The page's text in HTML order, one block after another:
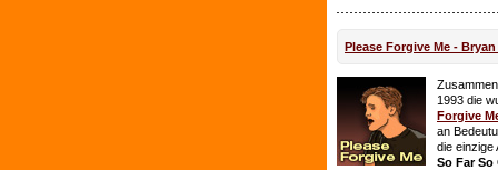
Please Forgive Me -
1993 die
Forgive
an
die einzige
So Far So